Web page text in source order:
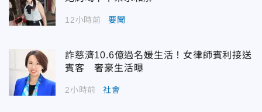
12小時前 要聞
詐慈濟10.6億過名媛生活！女律師賓利接送
賓客 奢豪生活曝
2小時前 社會